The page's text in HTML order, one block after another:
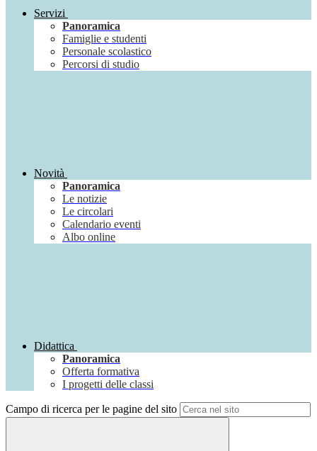
Servizi
Panoramica
Famiglie e studenti
Personale scolastico
Percorsi di studio
Novità
Panoramica
Le notizie
Le circolari
Calendario eventi
Albo online
Didattica
Panoramica
Offerta formativa
I progetti delle classi
Campo di ricerca per le pagine del sito